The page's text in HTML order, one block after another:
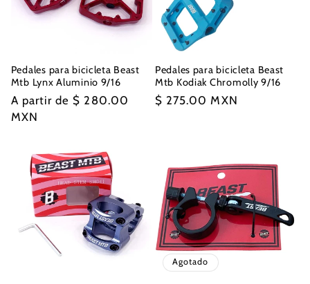
Pedales para bicicleta Beast
Mtb Lynx Aluminio 9/16
Precio
habitual
A partir de $ 280.00
MXN
Pedales para bicicleta Beast
Mtb Kodiak Chromolly 9/16
Precio
$ 275.00 MXN
Agotado